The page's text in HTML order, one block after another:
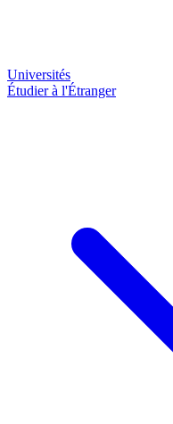
Universités
Étudier à l'Étranger